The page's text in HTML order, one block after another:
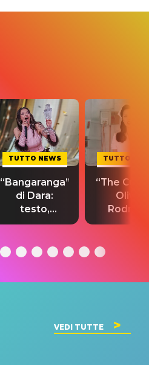
TUTTO NEWS
“Bangaranga”
di Dara:
testo,
traduzione e
del singolo
TUTTO
“The
Olivia
testo,
VEDI TUTTE